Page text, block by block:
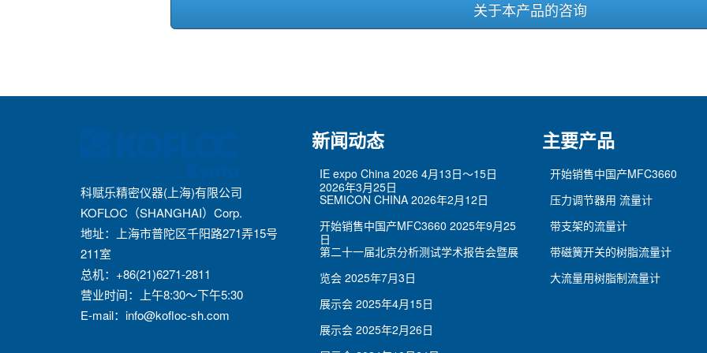
关于本产品的咨询
科赋乐精密仪器(上海)有限公司
KOFLOC（SHANGHAI）Corp.
地址：上海市普陀区千阳路271弄15号
211室
总机：+86(21)6271-2811
营业时间：上午8:30～下午5:30
E-mail： info@kofloc-sh.com
新闻动态
IE expo China 2026 4月13日～15日
2026年3月25日
SEMICON CHINA2026年2月12日
开始销售中国产MFC3660 2025年9月25
日
第二十一届北京分析测试学术报告会暨展
览会2025年7月3日
展示会2025年4月15日
展示会2025年2月26日
主要产品
开始销售中国产MFC3660
压力调节器用 流量计
带支架的流量计
带磁簧开关的树脂流量计
大流量用树脂制流量计